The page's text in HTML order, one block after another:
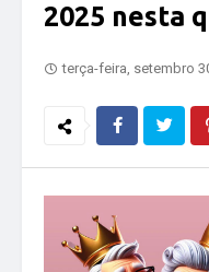
2025 nesta
terça-feira, setembro